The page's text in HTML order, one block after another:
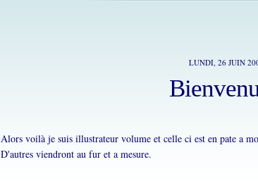
LUNDI, 26 JUIN
Alors voilà je suis illustrateur volume et celle ci est en pate a
D'autres viendront au fur et a mesure.